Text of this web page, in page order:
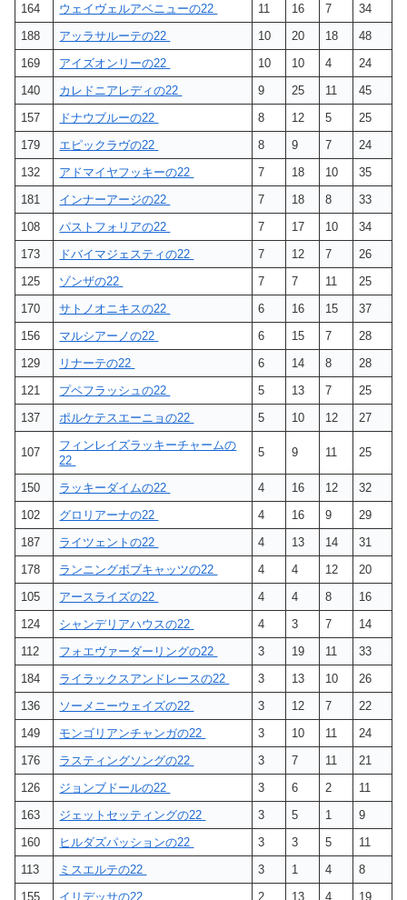
164
ウェイヴェルアベニューの22 11 16 7
34
188
アッラサルーテの22 10 20 18
48
169
アイズオンリーの22 10 10 4
24
140
カレドニアレディの22 9 25 11
45
157
ドナウブルーの22 8 12 5
25
179
エピックラヴの22 8 9 7
24
132
アドマイヤフッキーの22 7 18 10
35
181
インナーアージの22 7 18 8
33
108
パストフォリアの22 7 17 10
34
173
ドバイマジェスティの22 7 12 7
26
125
ゾンザの22 7 7 11
25
170
サトノオニキスの22 6 16 15
37
156
マルシアーノの22 6 15 7
28
129
リナーテの22 6 14 8
28
121
プペフラッシュの22 5 13 7
25
137
ポルケテスエーニョの22 5 10 12 27
107
フィンレイズラッキーチャームの
22
5 9 11 25
150 ラッキーダイムの22 4 16 12
32
102
グロリアーナの22 4 16 9
29
187
ライツェントの22 4 13 14
31
178
ランニングボブキャッツの22 4 4 12
20
105
アースライズの22 4 4 8
16
124
シャンデリアハウスの22 4 3 7
14
112
フォエヴァーダーリングの22 3 19 11
33
184
ライラックスアンドレースの22 3 13 10
26
136
ソーメニーウェイズの22 3 12 7
22
149
モンゴリアンチャンガの22 3 10 11
24
176
ラスティングソングの22 3 7 11
21
126
ジョンブドールの22 3 6 2
11
163
ジェットセッティングの22 3 5 1
9
160
ヒルダズパッションの22 3 3 5
11
113
ミスエルテの22 3 1 4
8
155
イリデッサの22 2 13 4 19